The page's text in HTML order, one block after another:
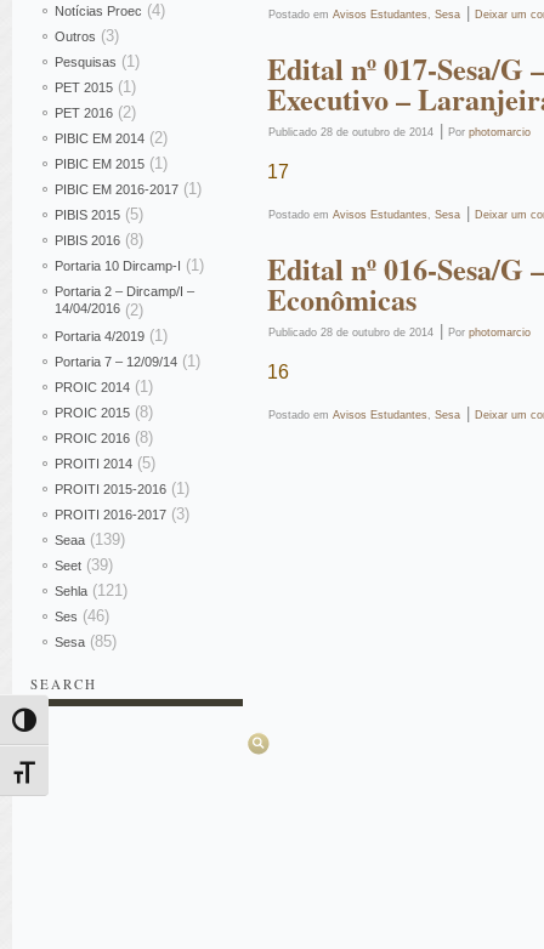
Alternar alto contraste
Alternar tamanho da fonte
Notícias Proec (4)
Outros (3)
Pesquisas (1)
PET 2015 (1)
PET 2016 (2)
PIBIC EM 2014 (2)
PIBIC EM 2015 (1)
PIBIC EM 2016-2017 (1)
PIBIS 2015 (5)
PIBIS 2016 (8)
Portaria 10 Dircamp-I (1)
Portaria 2 – Dircamp/I –
14/04/2016 (2)
Portaria 4/2019 (1)
Portaria 7 – 12/09/14 (1)
PROIC 2014 (1)
PROIC 2015 (8)
PROIC 2016 (8)
PROITI 2014 (5)
PROITI 2015-2016 (1)
PROITI 2016-2017 (3)
Seaa (139)
Seet (39)
Sehla (121)
Ses (46)
Sesa (85)
SEARCH
Pesquisar
Postado em Avisos Estudantes , Sesa Deixar um
Edital nº 017-Sesa/G
Executivo –
Publicado 28 de outubro de 2014 Por photomarcio
17
Postado em Avisos Estudantes , Sesa Deixar um
Edital nº 016-Sesa/G
Econômicas
Publicado 28 de outubro de 2014 Por photomarcio
16
Postado em Avisos Estudantes , Sesa Deixar um